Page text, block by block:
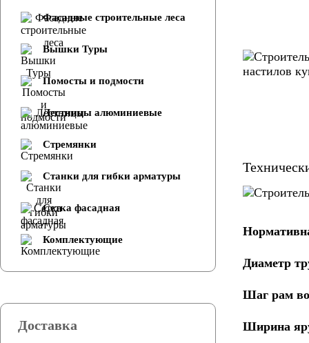
Фасадные строительные леса
Вышки Туры
Помосты и подмости
Лестницы алюминиевые
Стремянки
Cтанки для гибки арматуры
Сетка фасадная
Комплектующие
Доставка
Диаметр
Шаг рам
Ширина